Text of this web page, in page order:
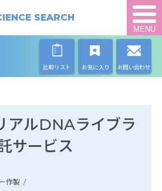
SEARCH
MENU
比較リスト お気に入り お問い合わせ
アルDNAライブラ
サービス
作製 /